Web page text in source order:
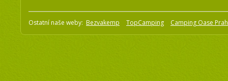
Ostatní naše weby: Bezvakemp TopCamping Camping Oase